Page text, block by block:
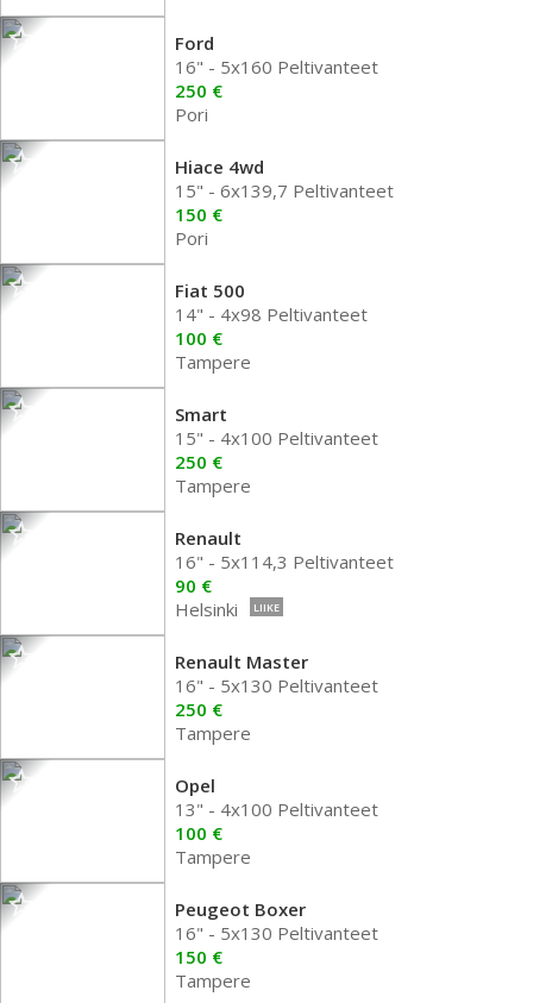
Ford
16" - 5x160 Peltivanteet
250 €
Pori
Hiace 4wd
15" - 6x139,7 Peltivanteet
150 €
Pori
Fiat 500
14" - 4x98 Peltivanteet
100 €
Tampere
Smart
15" - 4x100 Peltivanteet
250 €
Tampere
Renault
16" - 5x114,3 Peltivanteet
90 €
Helsinki
LIIKE
Renault Master
16" - 5x130 Peltivanteet
250 €
Tampere
Opel
13" - 4x100 Peltivanteet
100 €
Tampere
Peugeot Boxer
16" - 5x130 Peltivanteet
150 €
Tampere